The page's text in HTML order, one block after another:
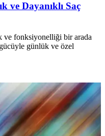
ve Dayanıklı Saç
ve fonksiyonelliği bir arada
günlük ve özel